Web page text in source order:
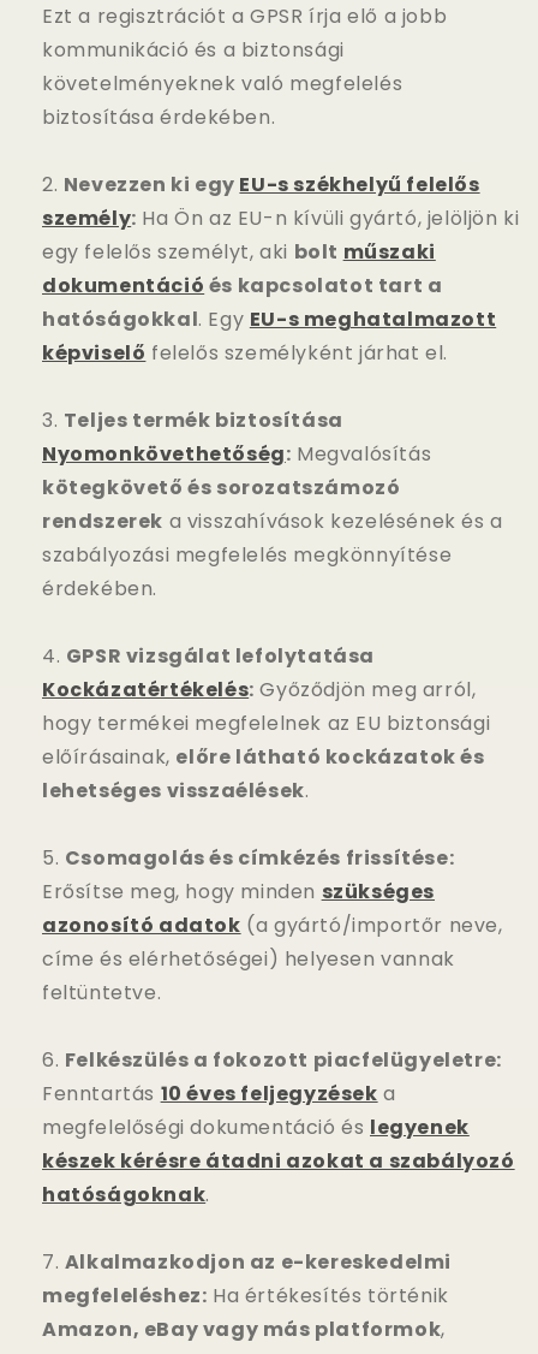
Ezt a regisztrációt a GPSR írja elő a jobb
kommunikáció és a biztonsági
követelményeknek való megfelelés
biztosítása érdekében.
Nevezzen ki egy EU-s székhelyű felelős
személy: Ha Ön az EU-n kívüli gyártó, jelöljön ki
egy felelős személyt, aki bolt műszaki
dokumentáció és kapcsolatot tart a
hatóságokkal. Egy EU-s meghatalmazott
képviselő felelős személyként járhat el.
Teljes termék biztosítása
Nyomonkövethetőség: Megvalósítás
kötegkövető és sorozatszámozó
rendszerek a visszahívások kezelésének és a
szabályozási megfelelés megkönnyítése
érdekében.
GPSR vizsgálat lefolytatása
Kockázatértékelés: Győződjön meg arról,
hogy termékei megfelelnek az EU biztonsági
előírásainak, előre látható kockázatok és
lehetséges visszaélések.
Csomagolás és címkézés frissítése:
Erősítse meg, hogy minden szükséges
azonosító adatok (a gyártó/importőr neve,
címe és elérhetőségei) helyesen vannak
feltüntetve.
Felkészülés a fokozott piacfelügyeletre:
Fenntartás 10 éves feljegyzések a
megfelelőségi dokumentáció és legyenek
készek kérésre átadni azokat a szabályozó
hatóságoknak.
Alkalmazkodjon az e-kereskedelmi
megfeleléshez: Ha értékesítés történik
Amazon, eBay vagy más platformok,